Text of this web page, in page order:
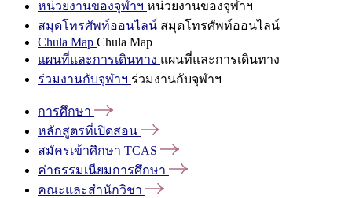
หน่วยงานของจุฬาฯ หน่วยงานของจุฬาฯ
สมุดโทรศัพท์ออนไลน์ สมุดโทรศัพท์ออนไลน์
Chula Map Chula Map
แผนที่และการเดินทาง แผนที่และการเดินทาง
ร่วมงานกับจุฬาฯ ร่วมงานกับจุฬาฯ
การศึกษา
หลักสูตรที่เปิดสอน
สมัครเข้าศึกษา TCAS
ค่าธรรมเนียมการศึกษา
คณะและสำนักวิชา